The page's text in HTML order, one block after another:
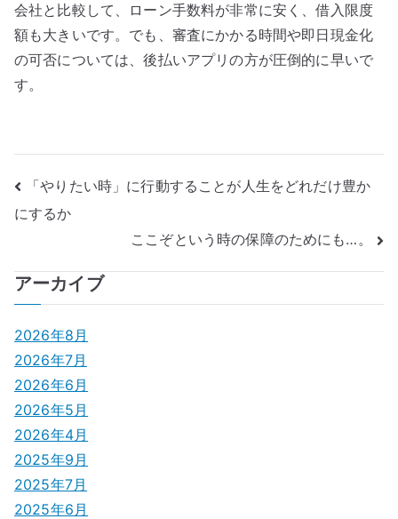
会社と比較して、ローン手数料が非常に安く、借入限度
額も大きいです。でも、審査にかかる時間や即日現金化
の可否については、後払いアプリの方が圧倒的に早いで
す。
投
稿
ナ
ビ
ゲ
ー
シ
ョ
ン
「やりたい時」に行動することが人生をどれだけ豊か
にするか
ここぞという時の保障のためにも…。
アーカイブ
2026年8月
2026年7月
2026年6月
2026年5月
2026年4月
2025年9月
2025年7月
2025年6月